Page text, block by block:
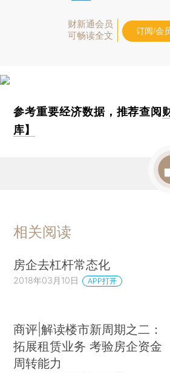
财新通会员
可畅读全文
订阅/会
参考重要经济数据，推荐查阅
库】
相关阅读
房企去杠杆常态化
2018年03月10日 APP打开
商评|解读楼市新周期之二：
拓展租赁业务 考验房企资金
周转能力